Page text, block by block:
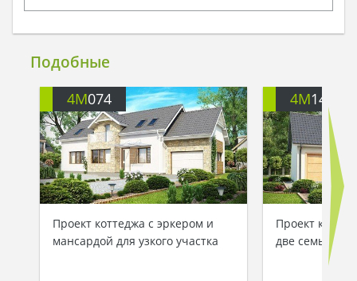
Подобные
4M074
Проект коттеджа с эркером и
мансардой для узкого участка
4M148
Проект
две семьи